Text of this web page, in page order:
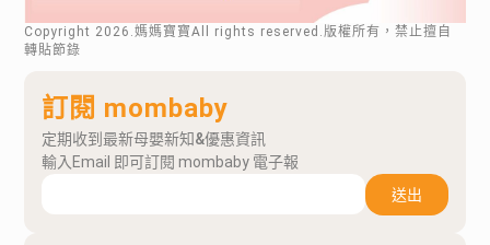
Copyright 2026 .媽媽寶寶All rights reserved.版權所有，禁止擅自
轉貼節錄
訂閱 mombaby
定期收到最新母嬰新知&優惠資訊
輸入Email 即可訂閱 mombaby 電子報
送出